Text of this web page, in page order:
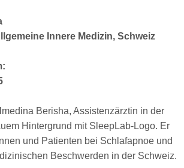
Innere Medizin, Schweiz